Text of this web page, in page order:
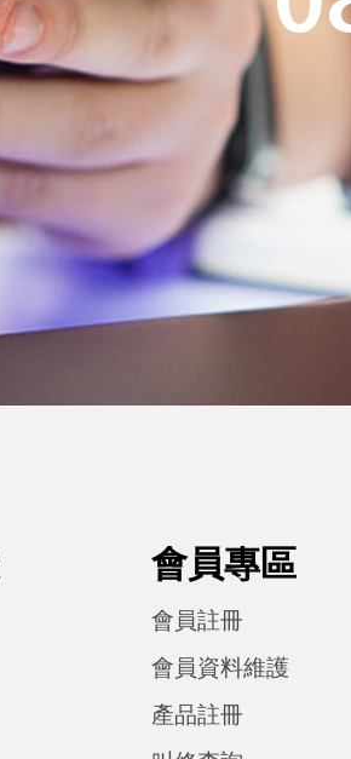
會員專區
會員註冊
會員資料維護
產品註冊